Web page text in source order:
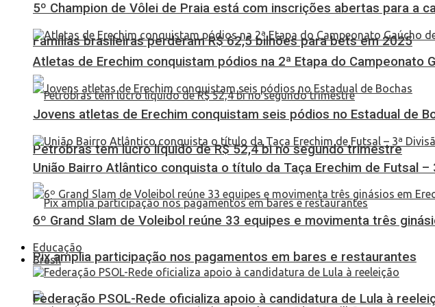
Famílias brasileiras perderam R$ 62,5 bilhões para bets em 2025
Petrobras tem lucro líquido de R$ 52,4 bi no segundo trimestre
Pix amplia participação nos pagamentos em bares e restaurantes
5º Champion de Vôlei de Praia está com inscrições abertas para a
Atletas de Erechim conquistam pódios na 2ª Etapa do Campeonato
Jovens atletas de Erechim conquistam seis pódios no Estadual de
União Bairro Atlântico conquista o título da Taça Erechim de Futsal –
6º Grand Slam de Voleibol reúne 33 equipes e movimenta três
Educação
Brasil
Federação PSOL-Rede oficializa apoio à candidatura de Lula à